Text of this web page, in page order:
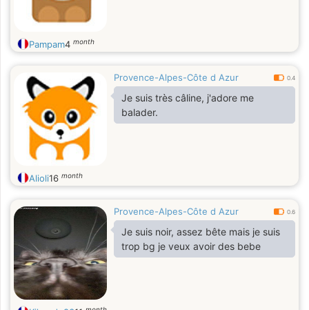
Pampam4 month
Provence-Alpes-Côte d Azur 0.4
Je suis très câline, j'adore me
balader.
Alioli16 month
Provence-Alpes-Côte d Azur 0.6
Je suis noir, assez bête mais je suis
trop bg je veux avoir des bebe